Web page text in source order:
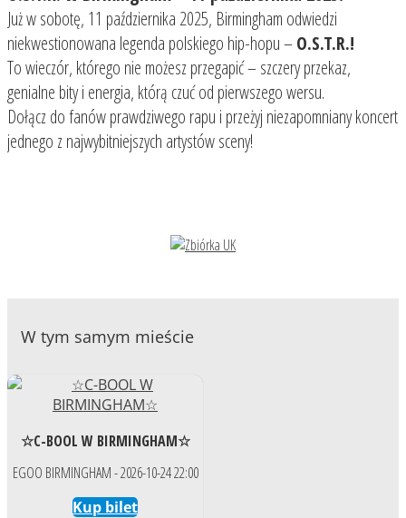
Już w sobotę, 11 października 2025, Birmingham odwiedzi
niekwestionowana legenda polskiego hip-hopu –O.S.T.R.!
To wieczór, którego nie możesz przegapić – szczery przekaz,
genialne bity i energia, którą czuć od pierwszego wersu.
Dołącz do fanów prawdziwego rapu i przeżyj niezapomniany koncert
jednego z najwybitniejszych artystów sceny!
W tym samym mieście
☆C-BOOL W BIRMINGHAM☆
EGOO BIRMINGHAM - 2026-10-24 22:00
Kup bilet